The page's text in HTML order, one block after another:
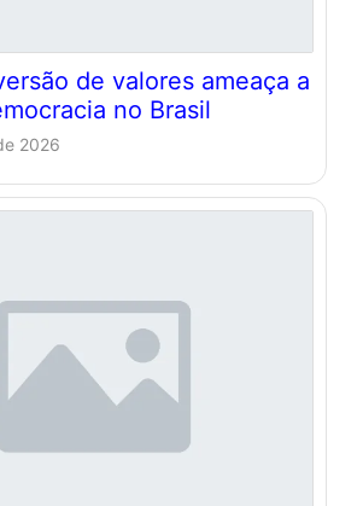
de valores ameaça a
no Brasil
2026